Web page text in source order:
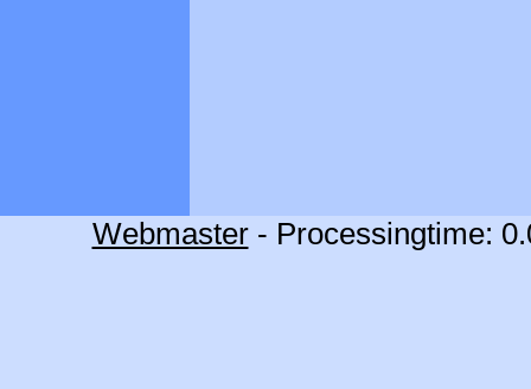
Webmaster- Processingtime: